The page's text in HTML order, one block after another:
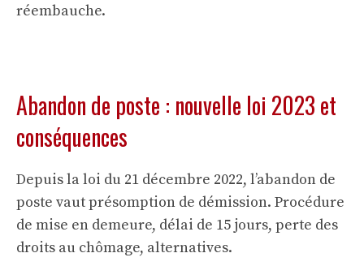
réembauche.
Abandon de poste : nouvelle loi 2023 et
conséquences
Depuis la loi du 21 décembre 2022, l’abandon de
poste vaut présomption de démission. Procédure
de mise en demeure, délai de 15 jours, perte des
droits au chômage, alternatives.